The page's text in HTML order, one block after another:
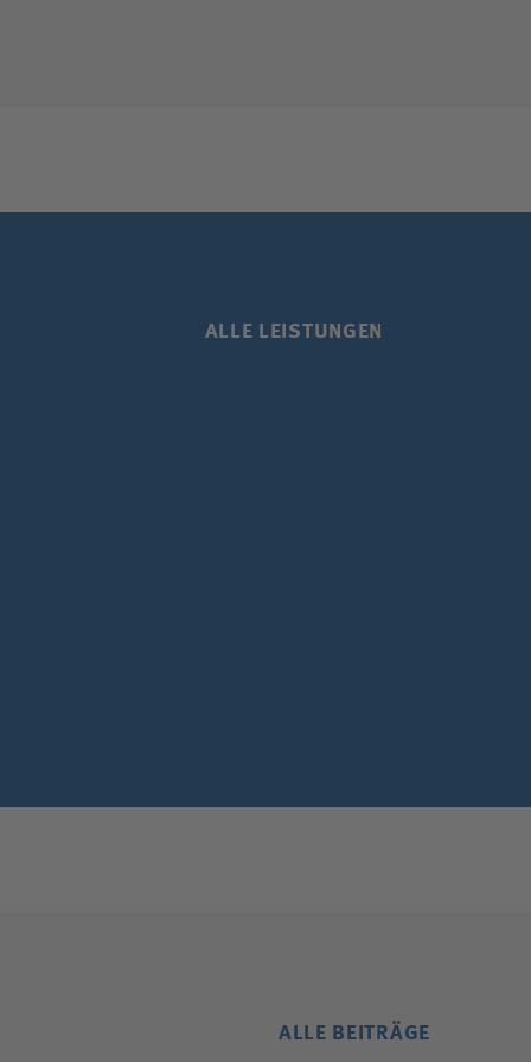
ALLE LEISTUNGEN
ALLE BEITRÄGE